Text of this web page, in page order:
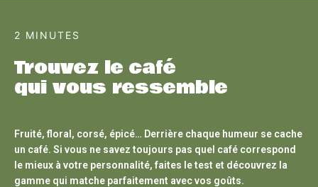
2 MINUTES
Trouvez le café
qui vous ressemble
Fruité, floral, corsé, épicé… Derrière chaque humeur se cache
un café. Si vous ne savez toujours pas quel café correspond
le mieux à votre personnalité, faites le test et découvrez la
gamme qui matche parfaitement avec vos goûts.